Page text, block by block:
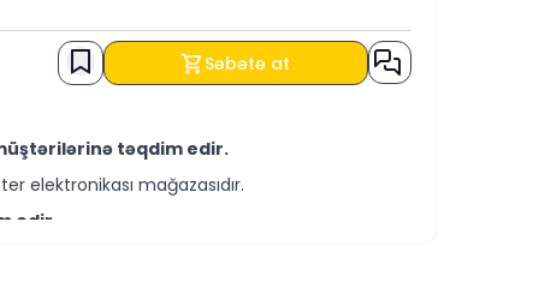
Səbətə at
təqdim edir.
elektronikası mağazasıdır.
edir.